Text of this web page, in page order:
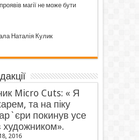
магії не може бути
Наталія Кулик
Micro Cuts: « Я
та на піку
покинув усе
художником».
2016